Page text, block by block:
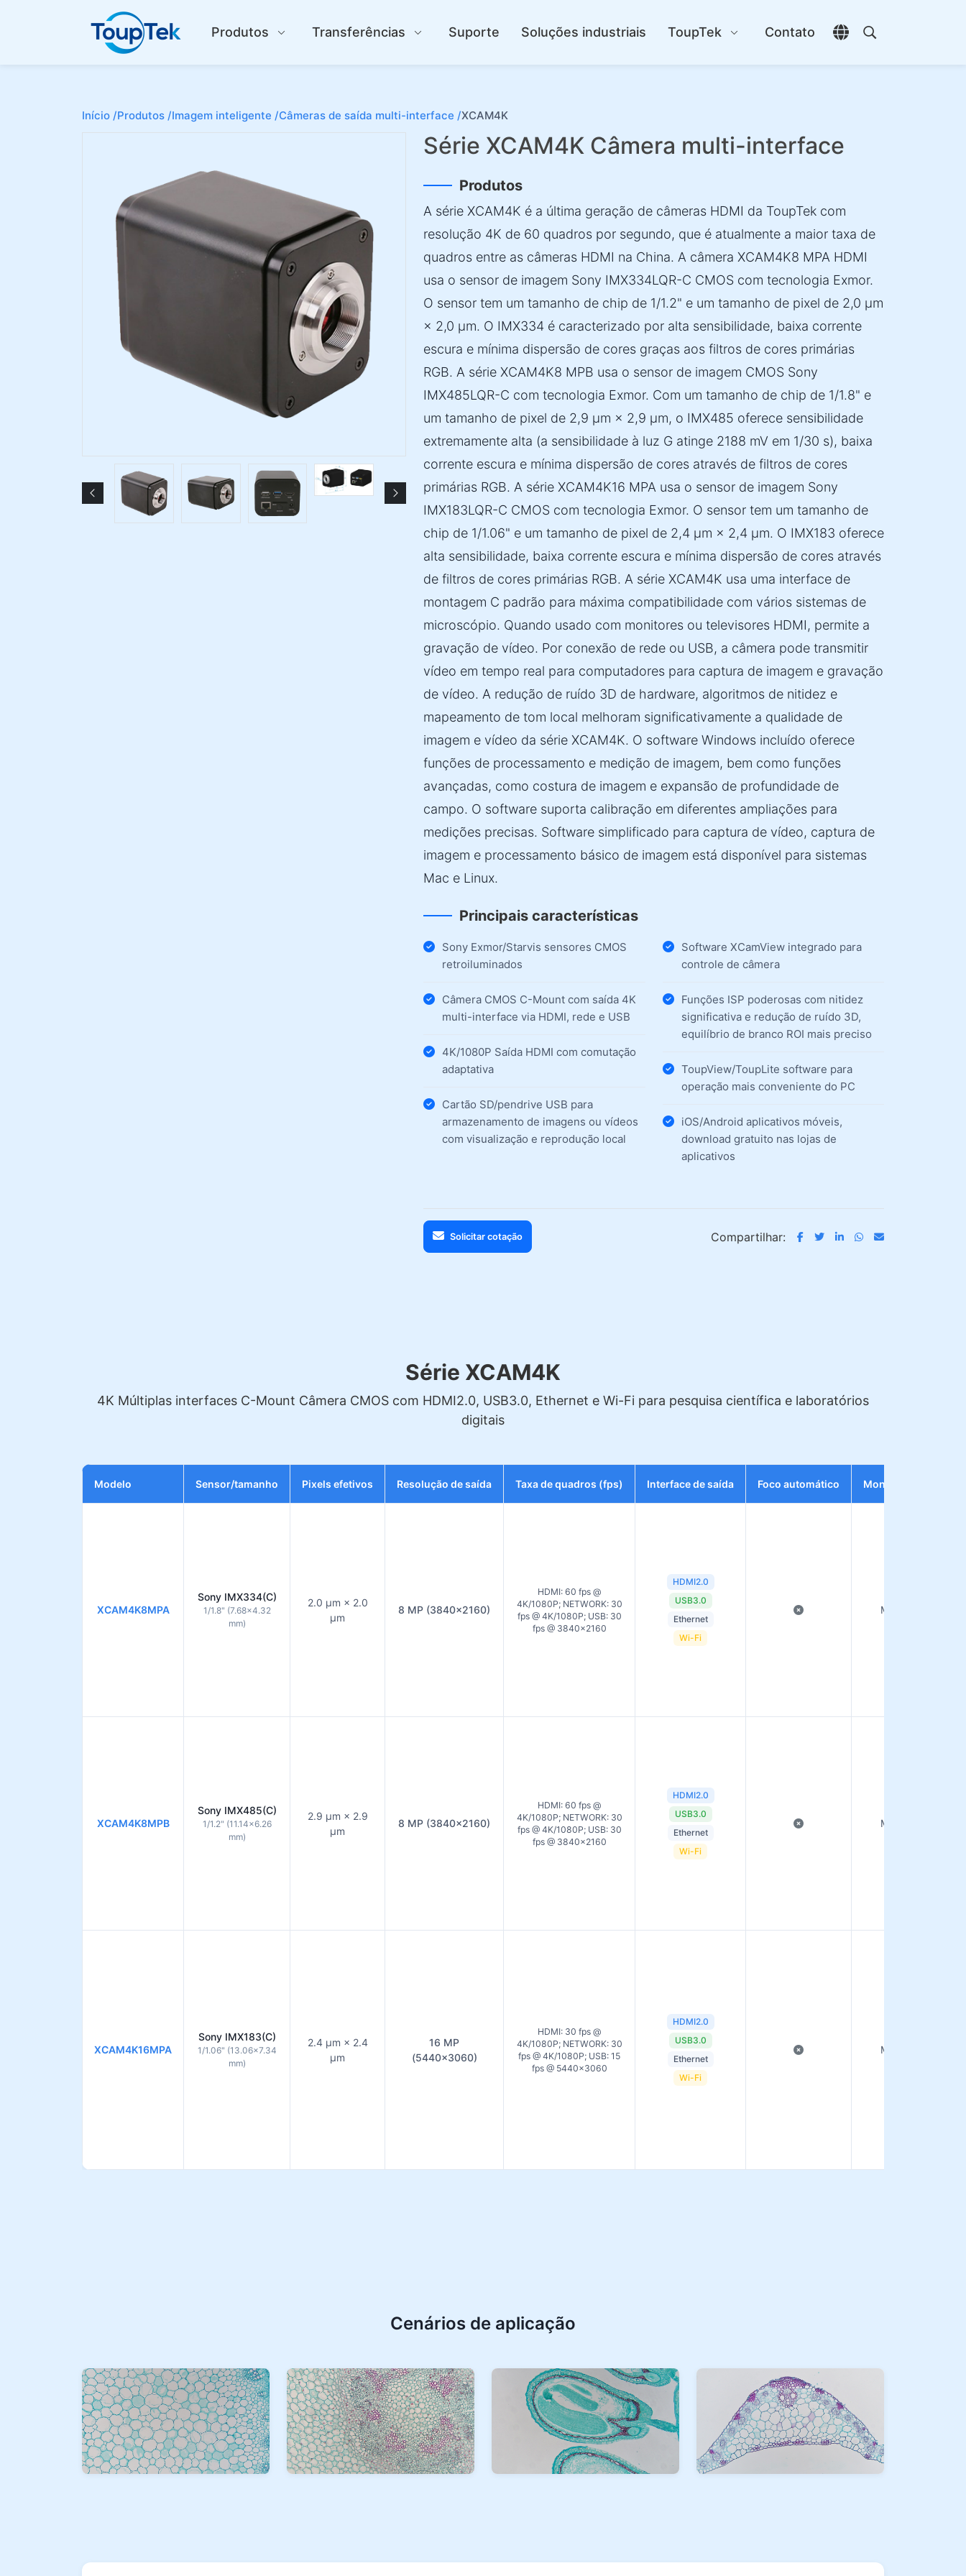
Produtos Transferências Suporte Soluções industriais ToupTek Contato
Abrir seletor de
Abrir pesquisa
Início /Produtos /Imagem inteligente /Câmeras de saída multi-interface /XCAM4K
Série XCAM4K Câmera multi-interface
Produtos
A série XCAM4K é a última geração de câmeras HDMI da ToupTek com
resolução 4K de 60 quadros por segundo, que é atualmente a maior taxa de
quadros entre as câmeras HDMI na China. A câmera XCAM4K8 MPA HDMI
usa o sensor de imagem Sony IMX334LQR-C CMOS com tecnologia Exmor.
O sensor tem um tamanho de chip de 1/1.2" e um tamanho de pixel de 2,0 µm
× 2,0 µm. O IMX334 é caracterizado por alta sensibilidade, baixa corrente
escura e mínima dispersão de cores graças aos filtros de cores primárias
RGB. A série XCAM4K8 MPB usa o sensor de imagem CMOS Sony
IMX485LQR-C com tecnologia Exmor. Com um tamanho de chip de 1/1.8" e
um tamanho de pixel de 2,9 µm × 2,9 µm, o IMX485 oferece sensibilidade
extremamente alta (a sensibilidade à luz G atinge 2188 mV em 1/30 s), baixa
corrente escura e mínima dispersão de cores através de filtros de cores
primárias RGB. A série XCAM4K16 MPA usa o sensor de imagem Sony
IMX183LQR-C CMOS com tecnologia Exmor. O sensor tem um tamanho de
chip de 1/1.06" e um tamanho de pixel de 2,4 µm × 2,4 µm. O IMX183 oferece
alta sensibilidade, baixa corrente escura e mínima dispersão de cores através
de filtros de cores primárias RGB. A série XCAM4K usa uma interface de
montagem C padrão para máxima compatibilidade com vários sistemas de
microscópio. Quando usado com monitores ou televisores HDMI, permite a
gravação de vídeo. Por conexão de rede ou USB, a câmera pode transmitir
vídeo em tempo real para computadores para captura de imagem e gravação
de vídeo. A redução de ruído 3D de hardware, algoritmos de nitidez e
mapeamento de tom local melhoram significativamente a qualidade de
imagem e vídeo da série XCAM4K. O software Windows incluído oferece
funções de processamento e medição de imagem, bem como funções
avançadas, como costura de imagem e expansão de profundidade de
campo. O software suporta calibração em diferentes ampliações para
medições precisas. Software simplificado para captura de vídeo, captura de
imagem e processamento básico de imagem está disponível para sistemas
Mac e Linux.
Principais características
Sony Exmor/Starvis sensores CMOS
retroiluminados
Câmera CMOS C-Mount com saída 4K
multi-interface via HDMI, rede e USB
4K/1080P Saída HDMI com comutação
adaptativa
Cartão SD/pendrive USB para
armazenamento de imagens ou vídeos
com visualização e reprodução local
Software XCamView integrado para
controle de câmera
Funções ISP poderosas com nitidez
significativa e redução de ruído 3D,
equilíbrio de branco ROI mais preciso
ToupView/ToupLite software para
operação mais conveniente do PC
iOS/Android aplicativos móveis,
download gratuito nas lojas de
aplicativos
Solicitar cotação Compartilhar:
Série XCAM4K
4K Múltiplas interfaces C-Mount Câmera CMOS com HDMI2.0, USB3.0, Ethernet e Wi-Fi para pesquisa científica e laboratórios
digitais
Modelo Sensor/tamanho Pixels efetivos Resolução de saída Taxa de quadros (fps) Interface de saída Foco automático Montagem da lente
XCAM4K8MPA
Sony IMX334(C)
1/1.8" (7.68×4.32
mm)
2.0 µm × 2.0
µm
8 MP (3840×2160)
HDMI: 60 fps @
4K/1080P; NETWORK: 30
fps @ 4K/1080P; USB: 30
fps @ 3840×2160
HDMI2.0
USB3.0
Ethernet
Wi-Fi
Montagem C
XCAM4K8MPB
Sony IMX485(C)
1/1.2" (11.14×6.26
mm)
2.9 µm × 2.9
µm
8 MP (3840×2160)
HDMI: 60 fps @
4K/1080P; NETWORK: 30
fps @ 4K/1080P; USB: 30
fps @ 3840×2160
HDMI2.0
USB3.0
Ethernet
Wi-Fi
Montagem C
XCAM4K16MPA
Sony IMX183(C)
1/1.06" (13.06×7.34
mm)
2.4 µm × 2.4
µm
16 MP
(5440×3060)
HDMI: 30 fps @
4K/1080P; NETWORK: 30
fps @ 4K/1080P; USB: 15
fps @ 5440×3060
HDMI2.0
USB3.0
Ethernet
Wi-Fi
Montagem C
Cenários de aplicação